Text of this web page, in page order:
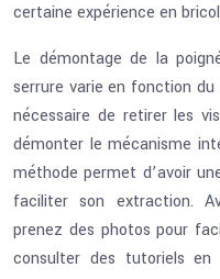
certaine expérience en
Le démontage de la
serrure varie en fonction
nécessaire de retirer les
démonter le mécanisme
méthode permet d’avoir
faciliter son extraction.
prenez des photos pour
consulter des tutoriels